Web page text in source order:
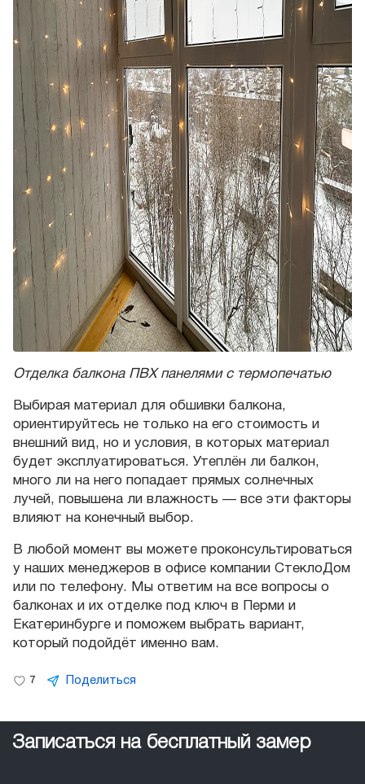
Отделка балкона ПВХ панелями с термопечатью
Выбирая материал для обшивки балкона,
ориентируйтесь не только на его стоимость и
внешний вид, но и условия, в которых материал
будет эксплуатироваться. Утеплён ли балкон,
много ли на него попадает прямых солнечных
лучей, повышена ли влажность — все эти факторы
влияют на конечный выбор.
В любой момент вы можете проконсультироваться
у наших менеджеров в офисе компании СтеклоДом
или по телефону. Мы ответим на все вопросы о
балконах и их отделке под ключ в Перми и
Екатеринбурге и поможем выбрать вариант,
который подойдёт именно вам.
7 Поделиться
Записаться на бесплатный замер